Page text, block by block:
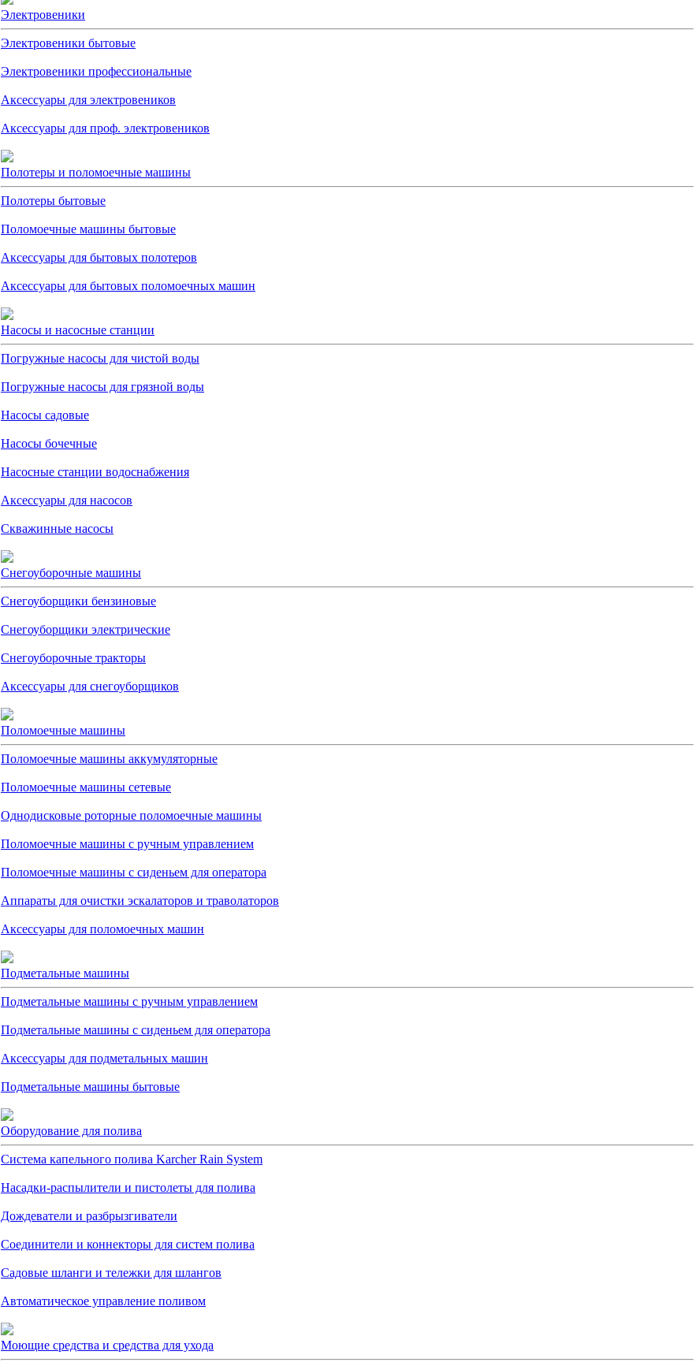
Электровеники
Электровеники бытовые
Электровеники профессиональные
Аксессуары для электровеников
Аксессуары для проф. электровеников
Полотеры и поломоечные машины
Полотеры бытовые
Поломоечные машины бытовые
Аксессуары для бытовых полотеров
Аксессуары для бытовых поломоечных машин
Насосы и насосные станции
Погружные насосы для чистой воды
Погружные насосы для грязной воды
Насосы садовые
Насосы бочечные
Насосные станции водоснабжения
Аксессуары для насосов
Скважинные насосы
Снегоуборочные машины
Снегоуборщики бензиновые
Снегоуборщики электрические
Снегоуборочные тракторы
Аксессуары для снегоуборщиков
Поломоечные машины
Поломоечные машины аккумуляторные
Поломоечные машины сетевые
Однодисковые роторные поломоечные машины
Поломоечные машины с ручным управлением
Поломоечные машины с сиденьем для оператора
Аппараты для очистки эскалаторов и траволаторов
Аксессуары для поломоечных машин
Подметальные машины
Подметальные машины с ручным управлением
Подметальные машины с сиденьем для оператора
Аксессуары для подметальных машин
Подметальные машины бытовые
Оборудование для полива
Система капельного полива Karcher Rain System
Насадки-распылители и пистолеты для полива
Дождеватели и разбрызгиватели
Соединители и коннекторы для систем полива
Садовые шланги и тележки для шлангов
Автоматическое управление поливом
Моющие средства и средства для ухода